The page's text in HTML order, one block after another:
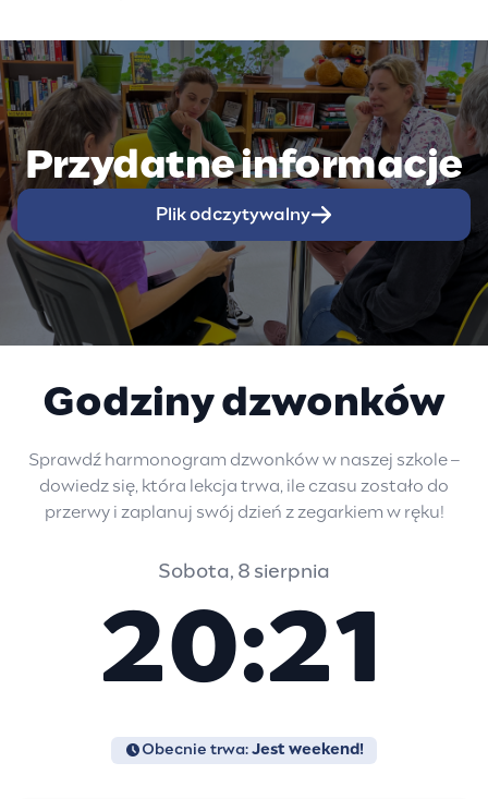
Przydatne informacje
Plik odczytywalny
Godziny dzwonków
Sprawdź harmonogram dzwonków w naszej szkole –
dowiedz się, która lekcja trwa, ile czasu zostało do
przerwy i zaplanuj swój dzień z zegarkiem w ręku!
Sobota, 8 sierpnia
20:21
Obecnie trwa: Jest weekend!